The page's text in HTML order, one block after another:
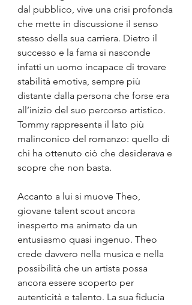
dal pubblico, vive una crisi profonda
che mette in discussione il senso
stesso della sua carriera. Dietro il
successo e la fama si nasconde
infatti un uomo incapace di trovare
stabilità emotiva, sempre più
distante dalla persona che forse era
all’inizio del suo percorso artistico.
Tommy rappresenta il lato più
malinconico del romanzo: quello di
chi ha ottenuto ciò che desiderava e
scopre che non basta.
Accanto a lui si muove Theo,
giovane talent scout ancora
inesperto ma animato da un
entusiasmo quasi ingenuo. Theo
crede davvero nella musica e nella
possibilità che un artista possa
ancora essere scoperto per
autenticità e talento. La sua fiducia